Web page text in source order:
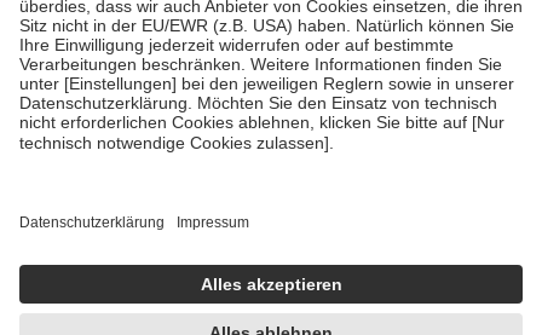
mit Ausnahme der Fahrkosten
• Untersuchungen zur Vorsorge und Früherkennung, die von der
GKV getragen werden
• empfohlenen Schutzimpfungen
• Harn- und Blutteststreifen
getroffen, um sicherzustellen, dass es sich um echte Bewertungen
https://help.etrusted.com/hc/de/articles/4419944605341
Einige Bilder und Inhalte wurden unter Zuhilfenahme künstlicher